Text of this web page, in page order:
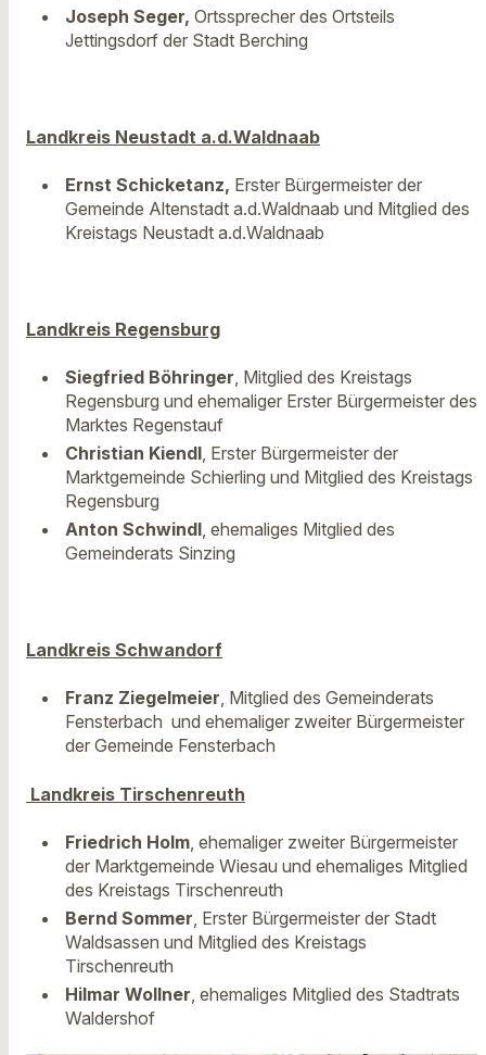
Joseph Seger, Ortssprecher des Ortsteils
Jettingsdorf der Stadt Berching
Landkreis Neustadt a.d.Waldnaab
Ernst Schicketanz, Erster Bürgermeister der
Gemeinde Altenstadt a.d.Waldnaab und Mitglied des
Kreistags Neustadt a.d.Waldnaab
Landkreis Regensburg
Siegfried Böhringer, Mitglied des Kreistags
Regensburg und ehemaliger Erster Bürgermeister des
Marktes Regenstauf
Christian Kiendl, Erster Bürgermeister der
Marktgemeinde Schierling und Mitglied des Kreistags
Regensburg
Anton Schwindl, ehemaliges Mitglied des
Gemeinderats Sinzing
Landkreis Schwandorf
Franz Ziegelmeier, Mitglied des Gemeinderats
Fensterbach und ehemaliger zweiter Bürgermeister
der Gemeinde Fensterbach
Landkreis Tirschenreuth
Friedrich Holm, ehemaliger zweiter Bürgermeister
der Marktgemeinde Wiesau und ehemaliges Mitglied
des Kreistags Tirschenreuth
Bernd Sommer, Erster Bürgermeister der Stadt
Waldsassen und Mitglied des Kreistags
Tirschenreuth
Hilmar Wollner, ehemaliges Mitglied des Stadtrats
Waldershof